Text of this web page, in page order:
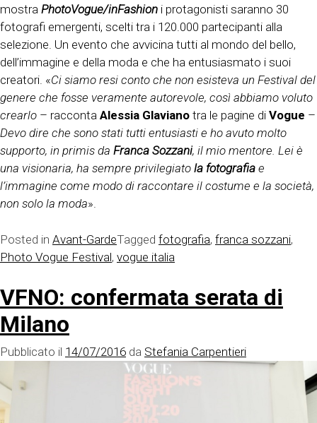
mostra PhotoVogue/inFashion i protagonisti saranno 30
fotografi emergenti, scelti tra i 120.000 partecipanti alla
selezione. Un evento che avvicina tutti al mondo del bello,
dell’immagine e della moda e che ha entusiasmato i suoi
creatori. «Ci siamo resi conto che non esisteva un Festival del
genere che fosse veramente autorevole, così abbiamo voluto
crearlo – racconta Alessia Glaviano tra le pagine di Vogue –
Devo dire che sono stati tutti entusiasti e ho avuto molto
supporto, in primis da Franca Sozzani, il mio mentore. Lei è
una visionaria, ha sempre privilegiato la fotografia e
l’immagine come modo di raccontare il costume e la società,
non solo la moda».
Posted in Avant-GardeTagged fotografia, franca sozzani,
Photo Vogue Festival, vogue italia
VFNO: confermata serata di
Milano
Pubblicato il 14/07/2016 da Stefania Carpentieri